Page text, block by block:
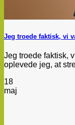
Jeg troede faktisk, vi
Jeg troede faktisk,
oplevede jeg, at
18
maj